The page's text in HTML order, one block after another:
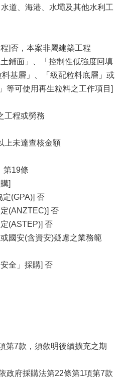
道、海港、水壩及其他水利工
]否，本案非屬建築工程
鋪面」、「控制性低強度回填
基層」、「級配粒料底層」或
等可使用再生粒料之工作項目]
工程或勞務
上未達查核金額
第19條
]
定(GPA)] 否
(ANZTEC)] 否
(ASTEP)] 否
國安(含資安)疑慮之業務範
全」採購] 否
第7款，須敘明後續擴充之期
政府採購法第22條第1項第7款